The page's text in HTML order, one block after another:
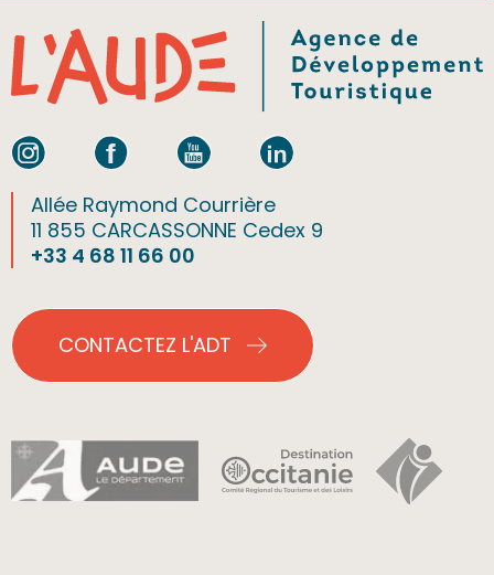
Allée Raymond Courrière
11 855 CARCASSONNE Cedex 9
+33 4 68 11 66 00
CONTACTEZ L'ADT